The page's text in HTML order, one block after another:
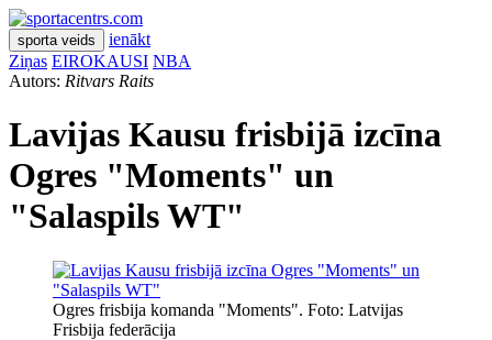
sporta veids
ienākt
Ziņas EIROKAUSI NBA
Autors: Ritvars Raits
Lavijas Kausu frisbijā izcīna
Ogres "Moments" un
"Salaspils WT"
Ogres frisbija komanda "Moments". Foto: Latvijas
Frisbija federācija